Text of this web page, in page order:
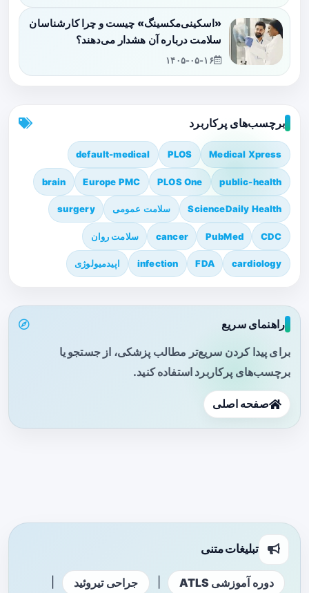
«اسکینی‌مکسینگ» چیست و چرا کارشناسان
سلامت درباره آن هشدار می‌دهند؟
۱۴۰۵-۰۵-۱۶
برچسب‌های پرکاربرد
Medical Xpress
PLOS
default-medical
public-health
PLOS One
Europe PMC
brain
ScienceDaily Health سلامت عمومی surgery
CDC
PubMed
cancer سلامت روان
cardiology
FDA
infection اپیدمیولوژی
راهنمای سریع
برای پیدا کردن سریع‌تر مطالب پزشکی، از جستجو یا
برچسب‌های پرکاربرد استفاده کنید.
صفحه اصلی
تبلیغات متنی
دوره آموزشی ATLS جراحی تیروئید